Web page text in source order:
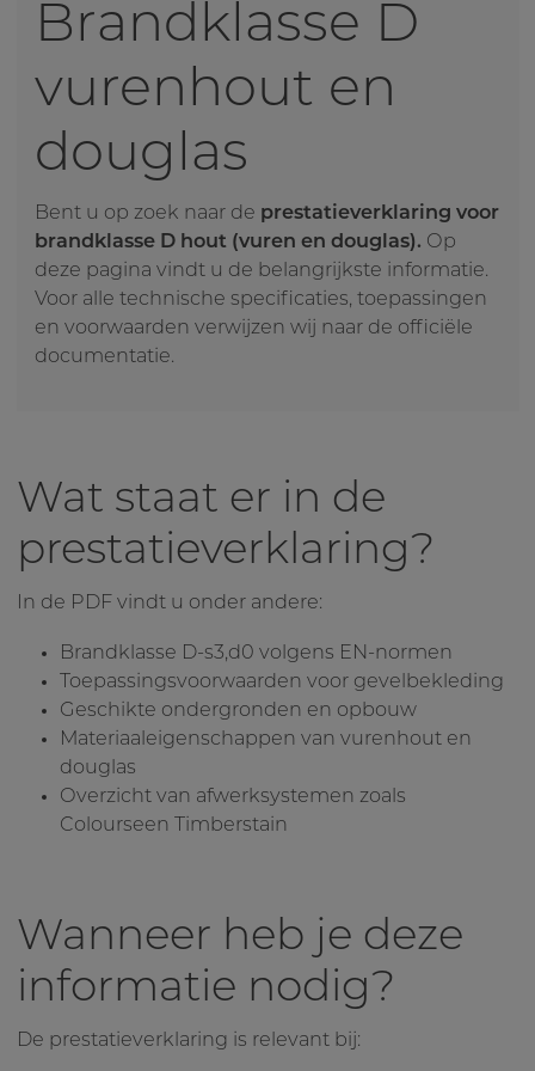
Brandklasse D
vurenhout en
douglas
Bent u op zoek naar de prestatieverklaring voor
brandklasse D hout (vuren en douglas). Op
deze pagina vindt u de belangrijkste informatie.
Voor alle technische specificaties, toepassingen
en voorwaarden verwijzen wij naar de officiële
documentatie.
Wat staat er in de
prestatieverklaring?
In de PDF vindt u onder andere:
Brandklasse D-s3,d0 volgens EN-normen
Toepassingsvoorwaarden voor gevelbekleding
Geschikte ondergronden en opbouw
Materiaaleigenschappen van vurenhout en
douglas
Overzicht van afwerksystemen zoals
Colourseen Timberstain
Wanneer heb je deze
informatie nodig?
De prestatieverklaring is relevant bij: